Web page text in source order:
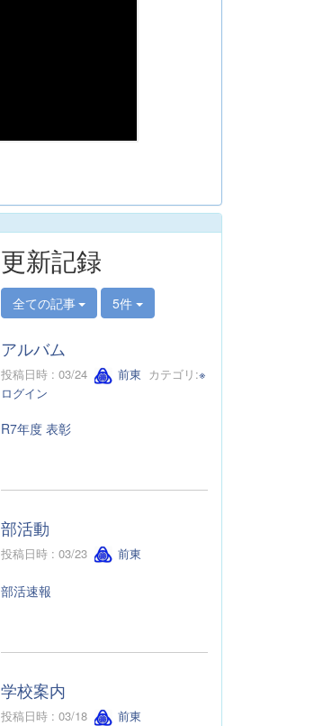
更新記録
全ての記事 5件
アルバム
投稿日時 : 03/24 前東 カテゴリ:※
ログイン
R7年度 表彰
部活動
投稿日時 : 03/23 前東
部活速報
学校案内
投稿日時 : 03/18 前東